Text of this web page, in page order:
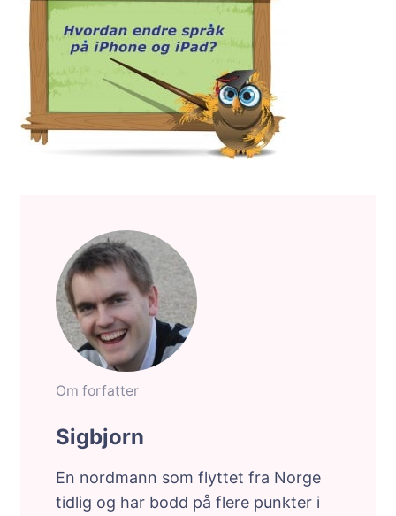
Om forfatter
Sigbjorn
En nordmann som flyttet fra Norge
tidlig og har bodd på flere punkter i